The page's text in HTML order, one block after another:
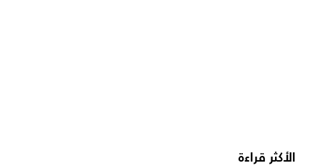
الأكثر قراءة